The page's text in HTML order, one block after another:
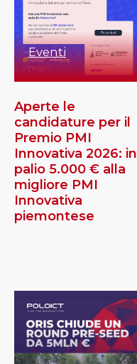
Eventi
Aperte le
candidature per il
Premio PMI
Innovativa 2026: in
palio 5.000 € alla
migliore PMI
Innovativa
piemontese